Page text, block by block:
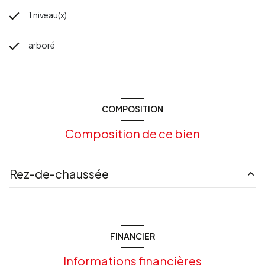
1 niveau(x)
arboré
COMPOSITION
Composition de ce bien
Rez-de-chaussée
FINANCIER
Informations financières